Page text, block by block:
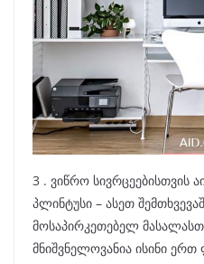
3 . ვიწრო სივრცეებისთვის
პლინტუსი – ასეთ
მოსაპირკეთებელ
მნიშვნელოვანია ისინი